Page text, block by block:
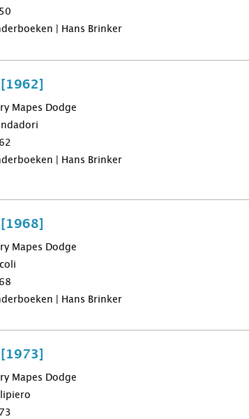
| Hans Brinker
Mapes Dodge
| Hans Brinker
Mapes Dodge
| Hans Brinker
Mapes Dodge